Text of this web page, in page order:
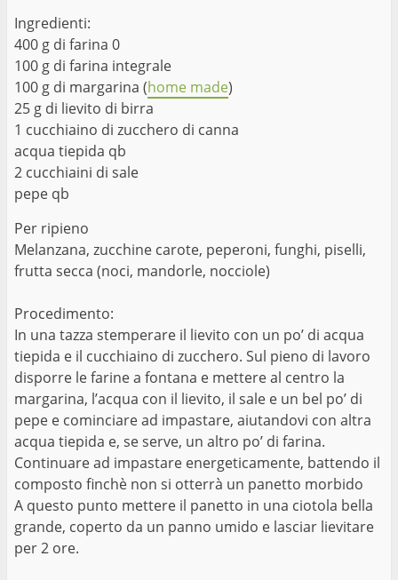
Ingredienti:
400 g di farina 0
100 g di farina integrale
100 g di margarina (home made)
25 g di lievito di birra
1 cucchiaino di zucchero di canna
acqua tiepida qb
2 cucchiaini di sale
pepe qb
Per ripieno
Melanzana, zucchine carote, peperoni, funghi, piselli,
frutta secca (noci, mandorle, nocciole)
Procedimento:
In una tazza stemperare il lievito con un po’ di acqua
tiepida e il cucchiaino di zucchero. Sul pieno di lavoro
disporre le farine a fontana e mettere al centro la
margarina, l’acqua con il lievito, il sale e un bel po’ di
pepe e cominciare ad impastare, aiutandovi con altra
acqua tiepida e, se serve, un altro po’ di farina.
Continuare ad impastare energeticamente, battendo il
composto finchè non si otterrà un panetto morbido
A questo punto mettere il panetto in una ciotola bella
grande, coperto da un panno umido e lasciar lievitare
per 2 ore.